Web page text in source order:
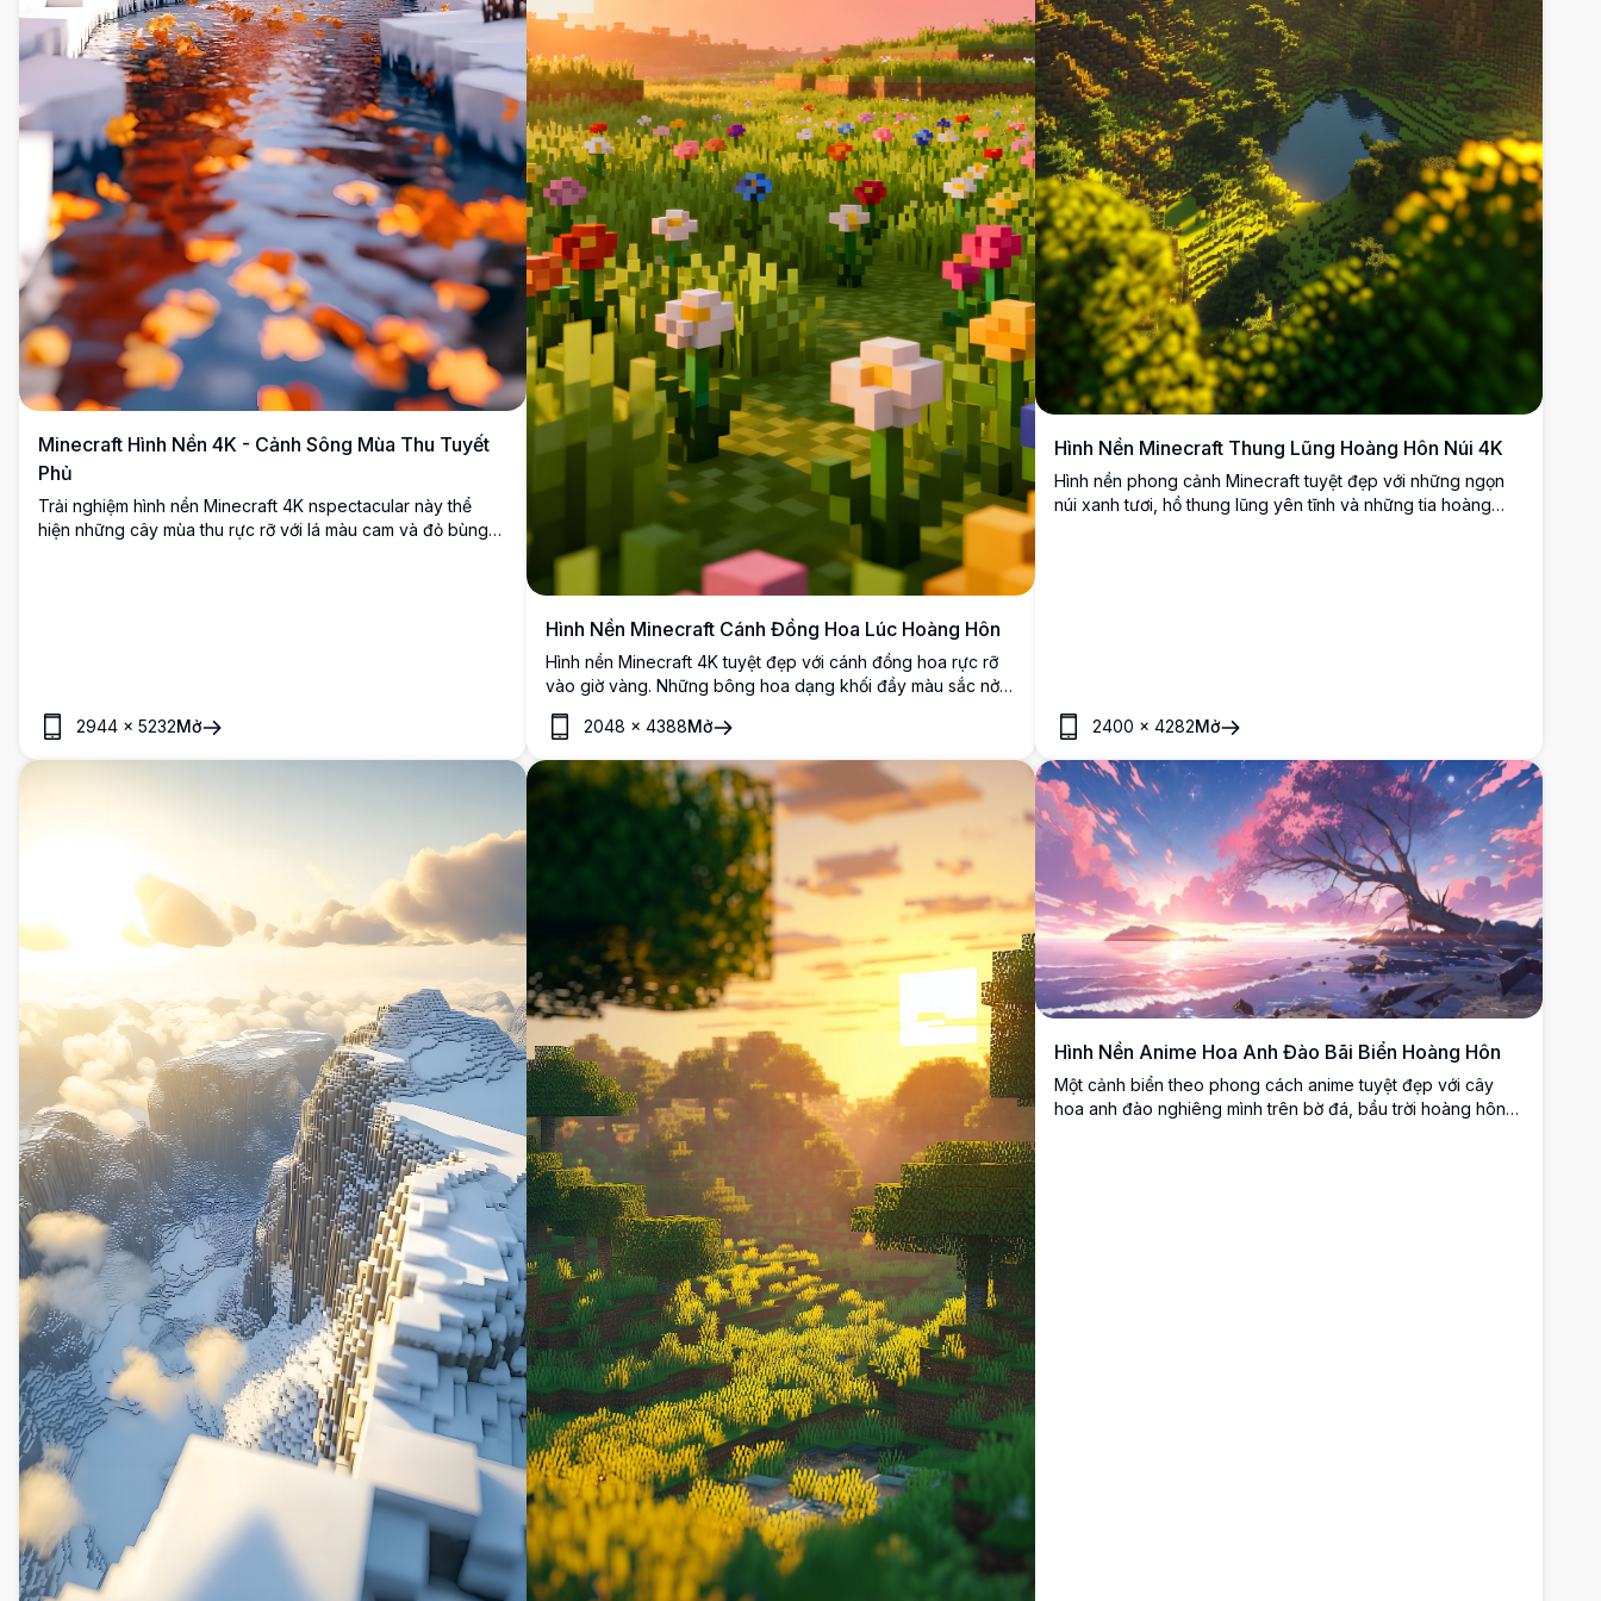
Minecraft Hình Nền 4K - Cảnh Sông Mùa Thu Tuyết
Phủ
Trải nghiệm hình nền Minecraft 4K nspectacular này thể
hiện những cây mùa thu rực rỡ với lá màu cam và đỏ bùng
2944 × 5232Mở
Hình Nền Minecraft Cánh Đồng Hoa Lúc Hoàng Hôn
Hình nền Minecraft 4K tuyệt đẹp với cánh đồng hoa rực rỡ
vào giờ vàng. Những bông hoa dạng khối đầy màu sắc nở
rộ dưới bầu trời hồng pastel với những đám mây hình khối
đặc trưng trôi bồng bềnh phía trên đường chân trời hoàng
hôn rực sáng.
2048 ×4388Mở
Hình Nền Minecraft Thung Lũng Hoàng Hôn Núi 4K
Hình nền phong cảnh Minecraft tuyệt đẹp với những ngọn
núi xanh tươi, hồ thung lũng yên tĩnh và những tia hoàng
2400 × 4282Mở
Hình Nền Anime Hoa Anh Đào Bãi Biển Hoàng Hôn
Một cảnh biển theo phong cách anime tuyệt đẹp với cây
hoa anh đào nghiêng mình trên bờ đá, bầu trời hoàng hôn